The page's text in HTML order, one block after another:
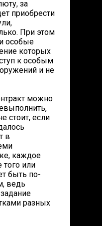
за
приобрести
При этом
особые
которых
к особым
и не
можно
стоит, если
в
каждое
или
быть по-
ведь
разных